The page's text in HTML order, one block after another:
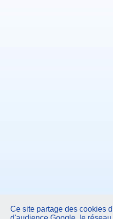
Ce site partage des cookies